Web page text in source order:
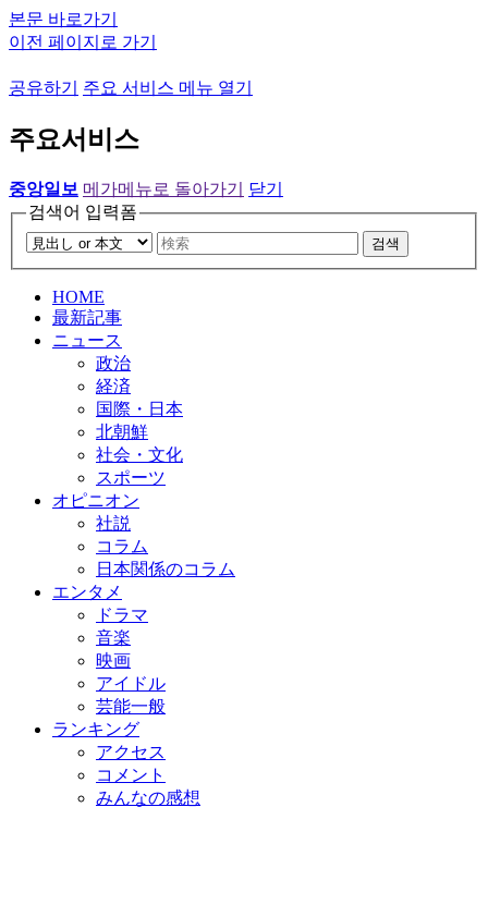
본문 바로가기
이전 페이지로 가기
공유하기 주요 서비스 메뉴 열기
주요서비스
중앙일보 메가메뉴로 돌아가기
닫기
검색어 입력폼
검색
HOME
最新記事
ニュース
政治
経済
国際・日本
北朝鮮
社会・文化
スポーツ
オピニオン
社説
コラム
日本関係のコラム
エンタメ
ドラマ
音楽
映画
アイドル
芸能一般
ランキング
アクセス
コメント
みんなの感想